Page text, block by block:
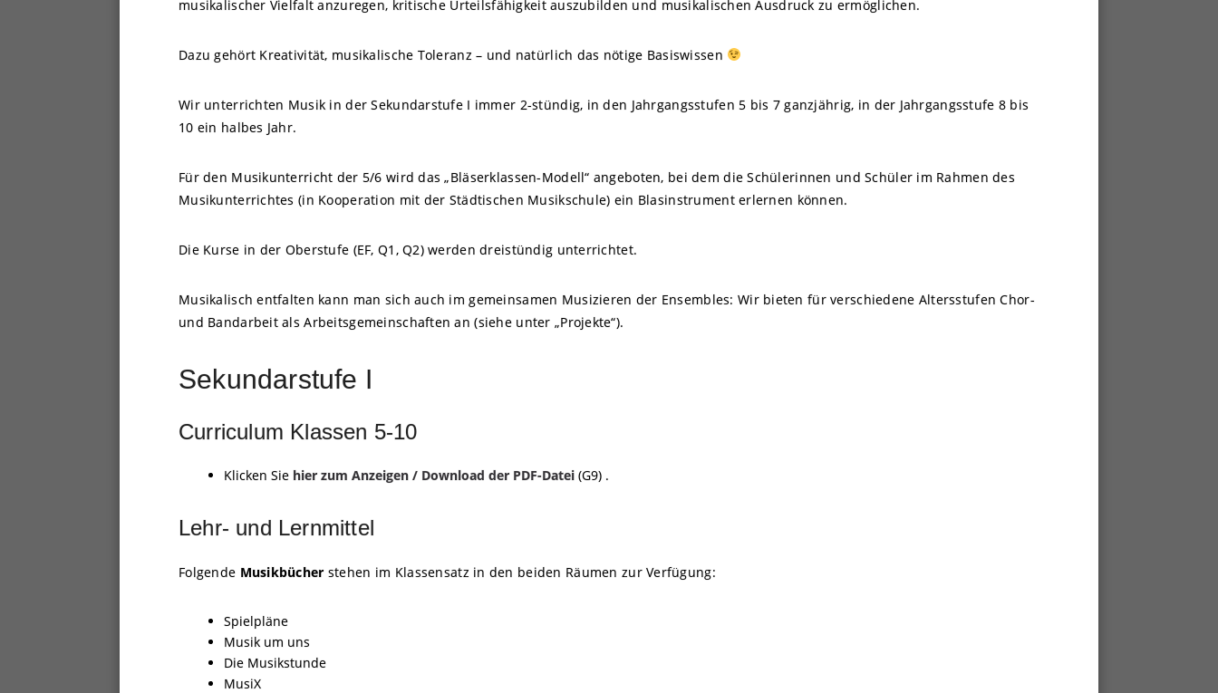
musikalischer Vielfalt anzuregen, kritische Urteilsfähigkeit auszubilden und musikalischen Ausdruck zu ermöglichen.
Dazu gehört Kreativität, musikalische Toleranz – und natürlich das nötige Basiswissen
Wir unterrichten Musik in der Sekundarstufe I immer 2-stündig, in den Jahrgangsstufen 5 bis 7 ganzjährig, in der Jahrgangsstufe 8 bis
10 ein halbes Jahr.
Für den Musikunterricht der 5/6 wird das „Bläserklassen-Modell“ angeboten, bei dem die Schülerinnen und Schüler im Rahmen des
Musikunterrichtes (in Kooperation mit der Städtischen Musikschule) ein Blasinstrument erlernen können.
Die Kurse in der Oberstufe (EF, Q1, Q2) werden dreistündig unterrichtet.
Musikalisch entfalten kann man sich auch im gemeinsamen Musizieren der Ensembles: Wir bieten für verschiedene Altersstufen Chor-
und Bandarbeit als Arbeitsgemeinschaften an (siehe unter „Projekte“).
Sekundarstufe I
Curriculum Klassen 5-10
Klicken Sie hier zum Anzeigen / Download der PDF-Datei (G9) .
Lehr- und Lernmittel
Folgende Musikbücher stehen im Klassensatz in den beiden Räumen zur Verfügung:
Spielpläne
Musik um uns
Die Musikstunde
MusiX